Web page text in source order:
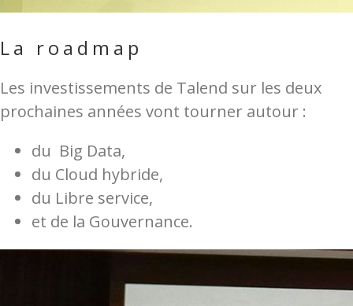
La roadmap
Les investissements de Talend sur les deux
prochaines années vont tourner autour :
du Big Data,
du Cloud hybride,
du Libre service,
et de la Gouvernance.